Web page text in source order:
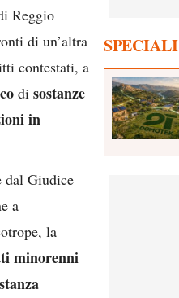
Reggio
di un’altra
contestati, a
di sostanze
in
dal Giudice
a
la
minorenni
SPECIALI